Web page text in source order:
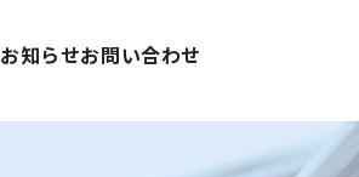
お知らせお問い合わせ